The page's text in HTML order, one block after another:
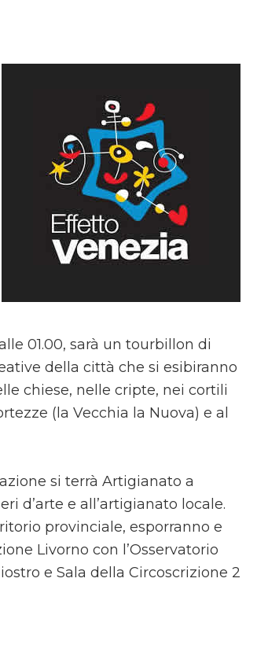
01.00, sarà un tourbillon di
della città che si esibiranno
chiese, nelle cripte, nei cortili
(la Vecchia la Nuova) e al
si terrà Artigianato a
d’arte e all’artigianato locale.
provinciale, esporranno e
Livorno con l’Osservatorio
e Sala della Circoscrizione 2